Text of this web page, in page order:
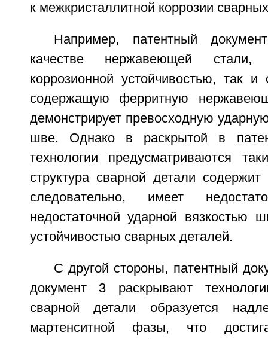
к межкристаллитной коррозии
Например, патентный
качестве нержавеющей
коррозионной устойчивостью, так и
содержащую ферритную
демонстрирует превосходную
шве. Однако в раскрытой в
технологии предусматриваются
структура сварной детали
следовательно, имеет
недостаточной ударной вязкостью
устойчивостью сварных деталей.
С другой стороны, патентный
документ 3 раскрывают
сварной детали образуется
мартенситной фазы, что